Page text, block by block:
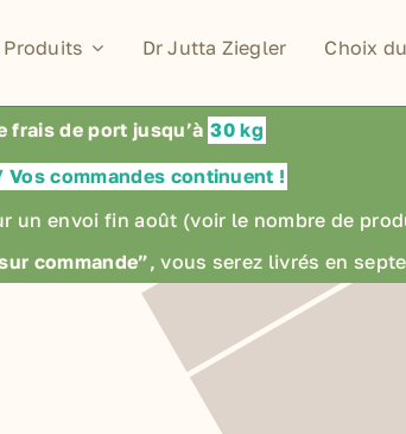
Produits Dr Jutta Ziegler Choix
frais de port jusqu’à 30 kg
Vos commandes continuent !
un envoi fin août (voir le nombre de
commande”, vous serez livrés en